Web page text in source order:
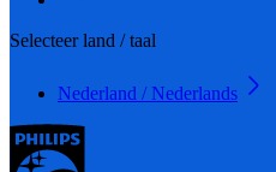
Selecteer land / taal
Nederland / Nederlands